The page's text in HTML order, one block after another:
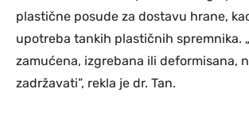
plastične posude za dostavu hrane,
upotreba tankih plastičnih spremnika.
zamućena, izgrebana ili deformisana,
zadržavati”, rekla je dr. Tan.